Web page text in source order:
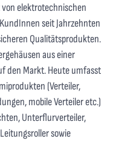
elektrotechnischen
seit Jahrzehnten
Qualitätsprodukten.
aus einer
den Markt. Heute umfasst
(Verteiler,
mobile Verteiler etc.)
Unterflurverteiler,
sowie